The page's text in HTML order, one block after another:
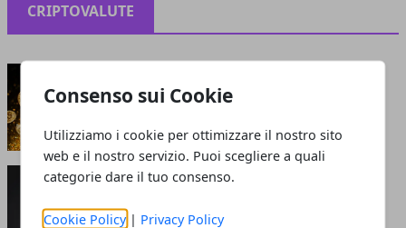
Consenso sui Cookie
Utilizziamo i cookie per ottimizzare il nostro sito
web e il nostro servizio. Puoi scegliere a quali
categorie dare il tuo consenso.
Cookie Policy | Privacy Policy
CRIPTOVALUTE
maggio 13, 2021
Perché le criptovalute sono smart: cosa attrae
giugno 05, 2020